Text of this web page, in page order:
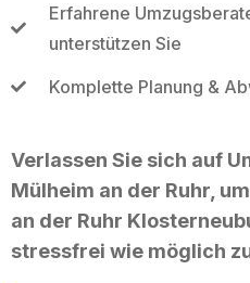
Erfahrene
unterstützen Sie
Komplette Planung &
Verlassen Sie sich auf
Mülheim an der Ruhr,
an der Ruhr
stressfrei wie möglich